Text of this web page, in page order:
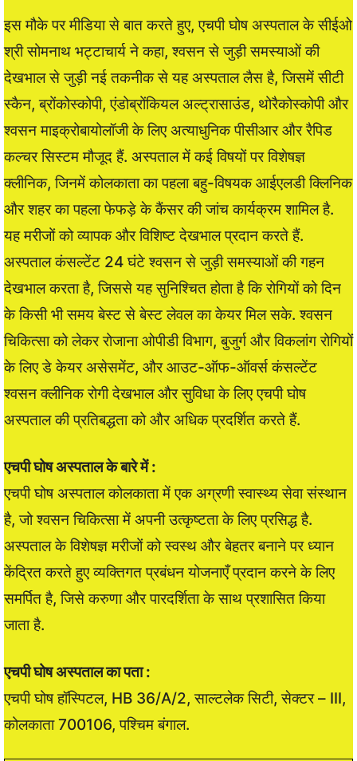
इस मौके पर मीडिया से बात करते हुए, एचपी घोष अस्पताल के सीईओ
श्री सोमनाथ भट्टाचार्य ने कहा, श्वसन से जुड़ी समस्याओं की
देखभाल से जुड़ी नई तकनीक से यह अस्पताल लैस है, जिसमें सीटी
स्कैन, ब्रोंकोस्कोपी, एंडोब्रोंकियल अल्ट्रासाउंड, थोरैकोस्कोपी और
श्वसन माइक्रोबायोलॉजी के लिए अत्याधुनिक पीसीआर और रैपिड
कल्चर सिस्टम मौजूद हैं. अस्पताल में कई विषयों पर विशेषज्ञ
क्लीनिक, जिनमें कोलकाता का पहला बहु-विषयक आईएलडी क्लिनिक
और शहर का पहला फेफड़े के कैंसर की जांच कार्यक्रम शामिल है.
यह मरीजों को व्यापक और विशिष्ट देखभाल प्रदान करते हैं.
अस्पताल कंसल्टेंट 24 घंटे श्वसन से जुड़ी समस्याओं की गहन
देखभाल करता है, जिससे यह सुनिश्चित होता है कि रोगियों को दिन
के किसी भी समय बेस्ट से बेस्ट लेवल का केयर मिल सके. श्वसन
चिकित्सा को लेकर रोजाना ओपीडी विभाग, बुजुर्ग और विकलांग रोगियों
के लिए डे केयर असेसमेंट, और आउट-ऑफ-ऑवर्स कंसल्टेंट
श्वसन क्लीनिक रोगी देखभाल और सुविधा के लिए एचपी घोष
अस्पताल की प्रतिबद्धता को और अधिक प्रदर्शित करते हैं.
एचपी घोष अस्पताल के बारे में :
एचपी घोष अस्पताल कोलकाता में एक अग्रणी स्वास्थ्य सेवा संस्थान
है, जो श्वसन चिकित्सा में अपनी उत्कृष्टता के लिए प्रसिद्ध है.
अस्पताल के विशेषज्ञ मरीजों को स्वस्थ और बेहतर बनाने पर ध्यान
केंद्रित करते हुए व्यक्तिगत प्रबंधन योजनाएँ प्रदान करने के लिए
समर्पित है, जिसे करुणा और पारदर्शिता के साथ प्रशासित किया
जाता है.
एचपी घोष अस्पताल का पता :
एचपी घोष हॉस्पिटल, HB 36/A/2, साल्टलेक सिटी, सेक्टर – III,
कोलकाता 700106, पश्चिम बंगाल.